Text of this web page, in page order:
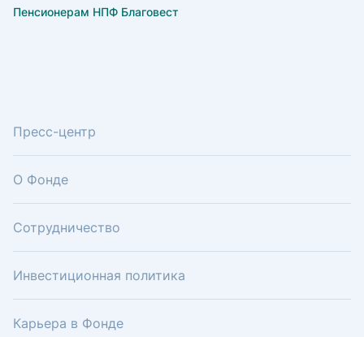
Пенсионерам НПФ Благовест
Пресс-центр
О Фонде
Сотрудничество
Инвестиционная политика
Карьера в Фонде